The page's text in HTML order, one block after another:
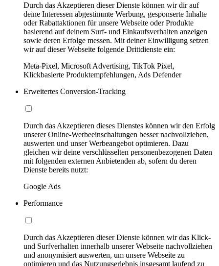
Durch das Akzeptieren dieser Dienste können wir dir auf
deine Interessen abgestimmte Werbung, gesponserte Inhalte
oder Rabattaktionen für unsere Webseite oder Produkte
basierend auf deinem Surf- und Einkaufsverhalten anzeigen
sowie deren Erfolge messen. Mit deiner Einwilligung setzen
wir auf dieser Webseite folgende Drittdienste ein:
Meta-Pixel, Microsoft Advertising, TikTok Pixel,
Klickbasierte Produktempfehlungen, Ads Defender
Erweitertes Conversion-Tracking
Durch das Akzeptieren dieses Dienstes können wir den Erfolg
unserer Online-Werbeeinschaltungen besser nachvollziehen,
auswerten und unser Werbeangebot optimieren. Dazu
gleichen wir deine verschlüsselten personenbezogenen Daten
mit folgenden externen Anbietenden ab, sofern du deren
Dienste bereits nutzt:
Google Ads
Performance
Durch das Akzeptieren dieser Dienste können wir das Klick-
und Surfverhalten innerhalb unserer Webseite nachvollziehen
und anonymisiert auswerten, um unsere Webseite zu
optimieren und das Nutzungserlebnis insgesamt laufend zu